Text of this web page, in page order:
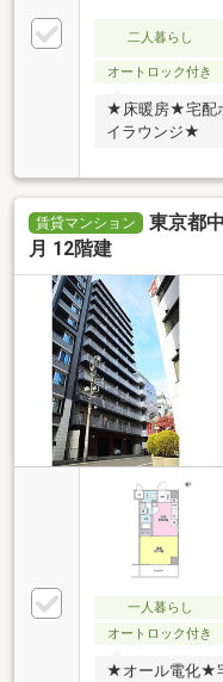
二人暮らし
オートロック付き
★床暖房★宅配
イラウンジ★
賃貸マンション
東京都
月 12階建
一人暮らし
オートロック付き
★オール電化★